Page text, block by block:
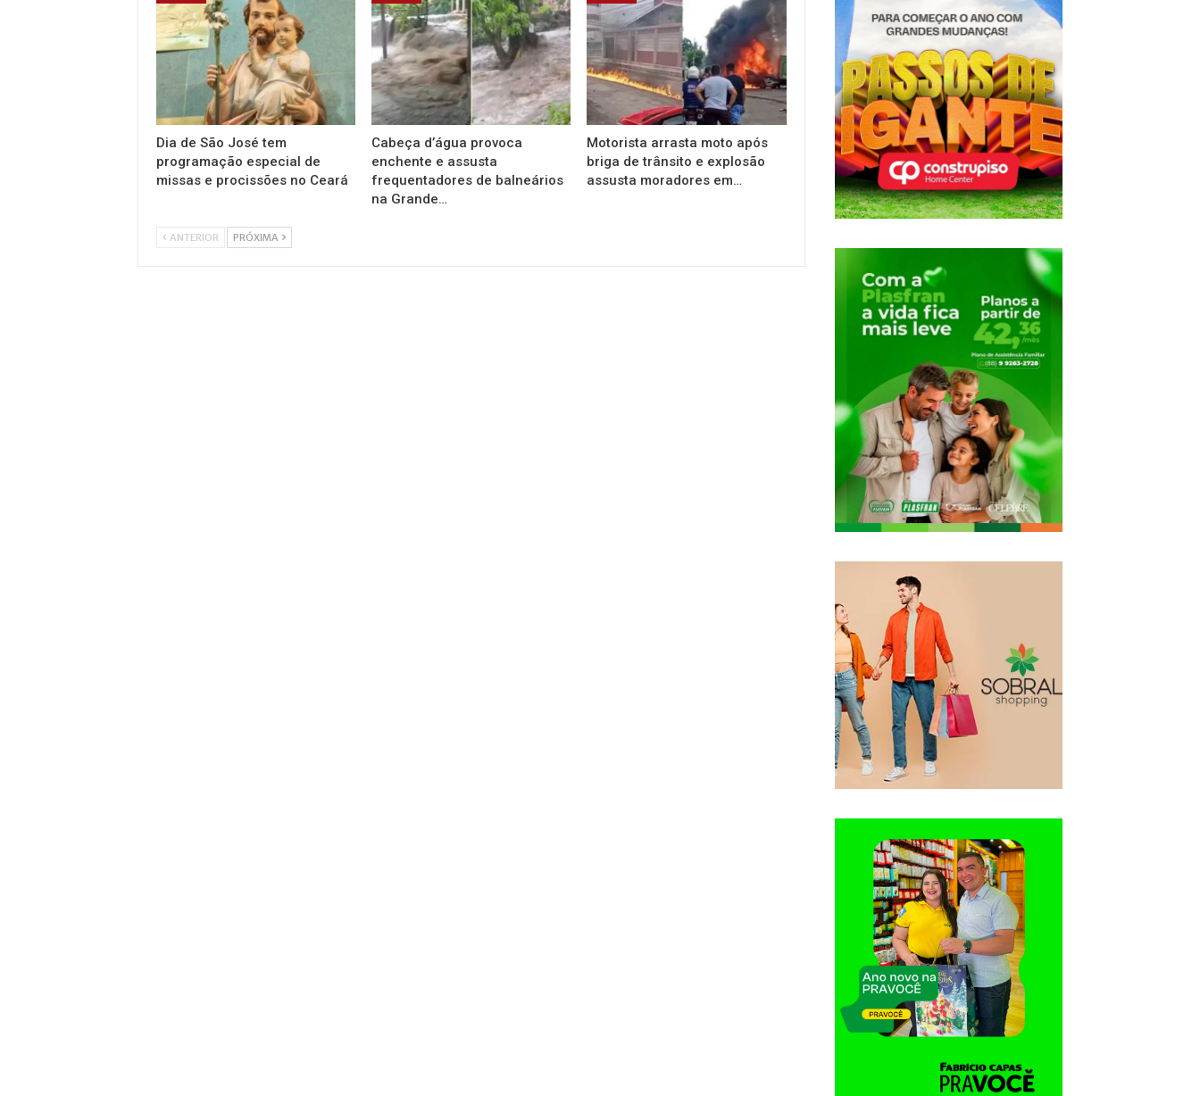
Dia de São José tem
programação especial de
missas e procissões no Ceará
Cabeça d’água provoca
enchente e assusta
frequentadores de balneários
na Grande…
Motorista arrasta moto após
briga de trânsito e explosão
assusta moradores em…
ANTERIOR PRÓXIMA